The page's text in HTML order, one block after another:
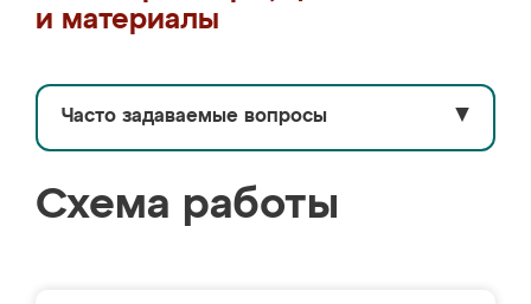
и материалы
Часто задаваемые вопросы ▼
Схема работы